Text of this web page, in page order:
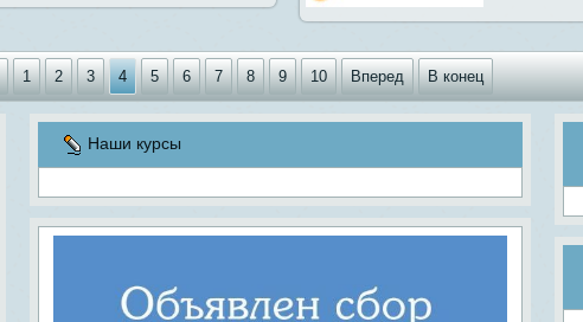
1 2 3 4 5 6 7 8 9 10 Вперед В конец
Наши курсы